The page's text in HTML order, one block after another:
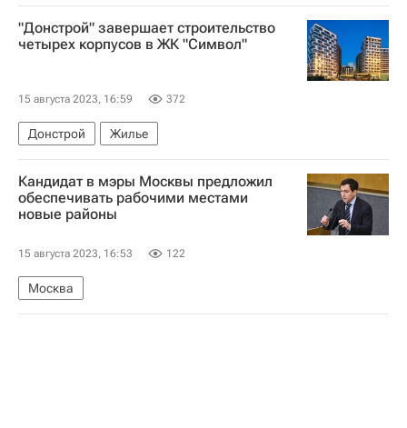
Москва
Мосжилинспекция
Комплекс городского хозяйства Москвы
"Донстрой" завершает строительство
четырех корпусов в ЖК "Символ"
15 августа 2023, 16:59 372
Донстрой Жилье
Кандидат в мэры Москвы предложил
обеспечивать рабочими местами
новые районы
15 августа 2023, 16:53 122
Москва